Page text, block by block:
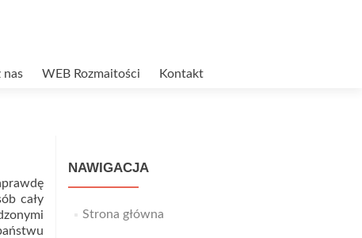
nas WEB Rozmaitości Kontakt
cały
NAWIGACJA
Strona główna